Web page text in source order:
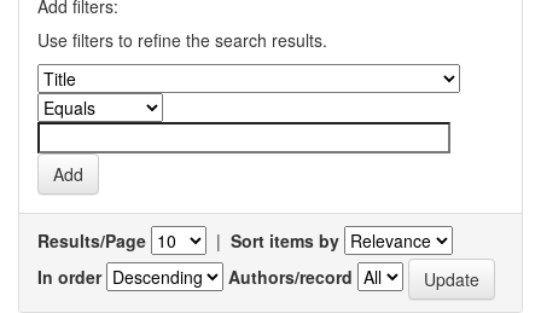
Add filters:
Use filters to refine the search results.
Results/Page | Sort items by
In order
Authors/record